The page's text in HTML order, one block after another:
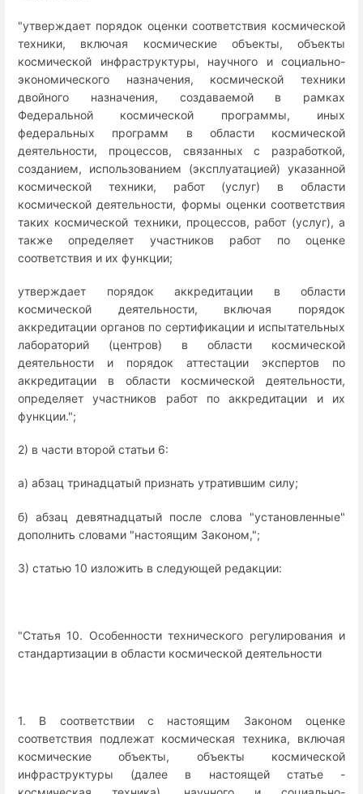
"утверждает порядок оценки соответствия космической
техники, включая космические объекты, объекты
космической инфраструктуры, научного и социально-
экономического назначения, космической техники
двойного назначения, создаваемой в рамках
Федеральной космической программы, иных
федеральных программ в области космической
деятельности, процессов, связанных с разработкой,
созданием, использованием (эксплуатацией) указанной
космической техники, работ (услуг) в области
космической деятельности, формы оценки соответствия
таких космической техники, процессов, работ (услуг), а
также определяет участников работ по оценке
соответствия и их функции;
утверждает порядок аккредитации в области
космической деятельности, включая порядок
аккредитации органов по сертификации и испытательных
лабораторий (центров) в области космической
деятельности и порядок аттестации экспертов по
аккредитации в области космической деятельности,
определяет участников работ по аккредитации и их
функции.";
2) в части второй статьи 6:
а) абзац тринадцатый признать утратившим силу;
б) абзац девятнадцатый после слова "установленные"
дополнить словами "настоящим Законом,";
3) статью 10 изложить в следующей редакции:
"Статья 10. Особенности технического регулирования и
стандартизации в области космической деятельности
1. В соответствии с настоящим Законом оценке
соответствия подлежат космическая техника, включая
космические объекты, объекты космической
инфраструктуры (далее в настоящей статье -